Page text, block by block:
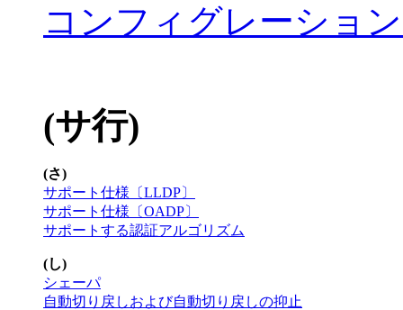
コンフィグレーショ
(サ行)
(さ)
サポート仕様〔LLDP〕
サポート仕様〔OADP〕
サポートする認証アルゴリズム
(し)
シェーパ
自動切り戻しおよび自動切り戻しの抑止